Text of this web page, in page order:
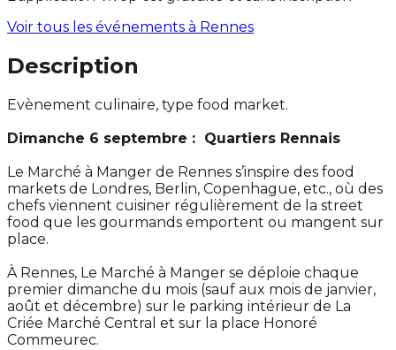
Voir tous les événements à Rennes
Description
Evènement culinaire, type food market.
Dimanche 6 septembre : Quartiers Rennais
Le Marché à Manger de Rennes s’inspire des food
markets de Londres, Berlin, Copenhague, etc., où des
chefs viennent cuisiner régulièrement de la street
food que les gourmands emportent ou mangent sur
place.
À Rennes, Le Marché à Manger se déploie chaque
premier dimanche du mois (sauf aux mois de janvier,
août et décembre) sur le parking intérieur de La
Criée Marché Central et sur la place Honoré
Commeurec.